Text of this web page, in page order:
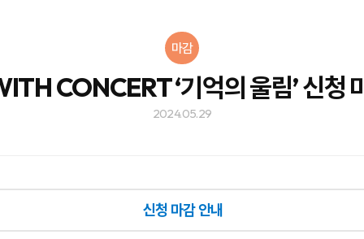
마감
CONCERT ‘기억의 울림’ 신청
2024.05.29
신청 마감 안내